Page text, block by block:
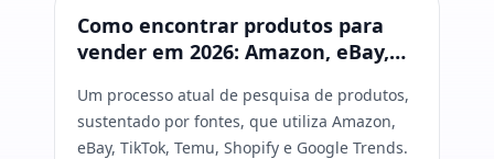
Pesquisa de produtos
Como encontrar produtos para
vender em 2026: Amazon, eBay,
Um processo atual de pesquisa de produtos,
sustentado por fontes, que utiliza Amazon,
eBay, TikTok, Temu, Shopify e Google Trends.